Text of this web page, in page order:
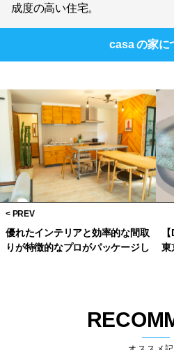
成度の高い住宅。
casa の家に
優れたインテリアと効率的な間取
りが特徴的なプロがパッケージし
東